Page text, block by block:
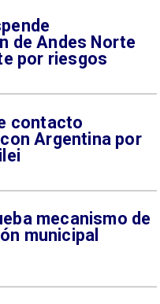
de Andes Norte
por riesgos
contacto
Argentina por
mecanismo de
municipal